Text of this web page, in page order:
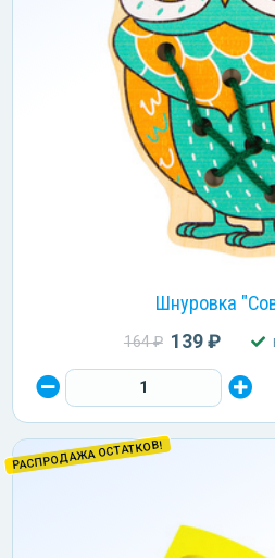
Шнуровка
164 ₽ 139 ₽
РАСПРОДАЖА ОСТАТКОВ!